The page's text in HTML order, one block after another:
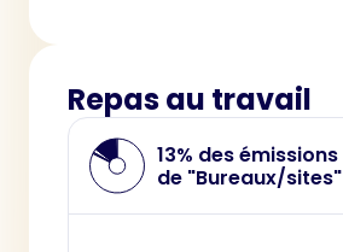
Repas au travail
13% des émissions
de "Bureaux/sites"